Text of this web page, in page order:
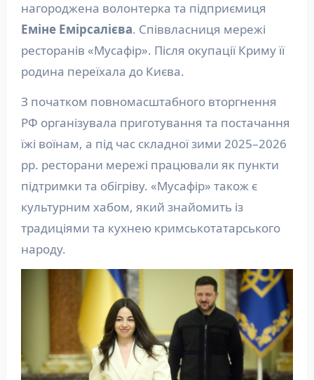
нагороджена волонтерка та підприємиця
Еміне Емірсалієва. Співвласниця мережі
ресторанів «Мусафір». Після окупації Криму її
родина переїхала до Києва.
З початком повномасштабного вторгнення
РФ організувала приготування та постачання
їжі воїнам, а під час складної зими 2025–2026
рр. ресторани мережі працювали як пункти
підтримки та обігріву. «Мусафір» також є
культурним хабом, який знайомить із
традиціями та кухнею кримськотатарського
народу.